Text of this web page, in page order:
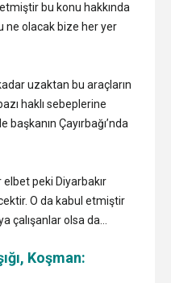
bu konu hakkında
ne olacak bize her yer
uzaktan bu araçların
haklı sebeplerine
Çayırbağı’nda
peki Diyarbakır
O da kabul etmiştir
çalışanlar olsa da…
Koşman: